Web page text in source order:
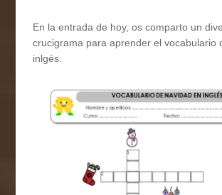
En la entrada de hoy, os comparto un
crucigrama para aprender el vocabulario
inlgés.